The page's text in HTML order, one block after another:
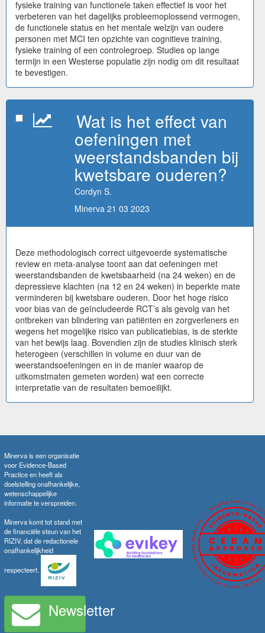
fysieke training van functionele taken effectief is voor het
verbeteren van het dagelijks probleemoplossend vermogen,
de functionele status en het mentale welzijn van oudere
personen met MCI ten opzichte van cognitieve training,
fysieke training of een controlegroep. Studies op lange
termijn in een Westerse populatie zijn nodig om dit resultaat
te bevestigen.
Wat is het effect van
oefeningen met
weerstandsbanden bij
kwetsbare ouderen?
Cordyn S.
Minerva 21 03 2023
Deze methodologisch correct uitgevoerde systematische
review en meta-analyse toont aan dat oefeningen met
weerstandsbanden de kwetsbaarheid (na 24 weken) en de
depressieve klachten (na 12 en 24 weken) in beperkte mate
verminderen bij kwetsbare ouderen. Door het hoge risico
voor bias van de geïncludeerde RCT’s als gevolg van het
ontbreken van blindering van patiënten en zorgverleners en
wegens het mogelijke risico van publicatiebias, is de sterkte
van het bewijs laag. Bovendien zijn de studies klinisch sterk
heterogeen (verschillen in volume en duur van de
weerstandsoefeningen en in de manier waarop de
uitkomstmaten gemeten worden) wat een correcte
interpretatie van de resultaten bemoeilijkt.
Minerva is een organisatie
voor Evidence-Based
Practice en heeft als
doelstelling onafhankelijke,
wetenschappelijke
informatie te verspreiden.
Minerva komt tot stand met
de financiële steun van het
RIZIV, dat de redactionele
onafhankelijkheid
respecteert.
Newsletter